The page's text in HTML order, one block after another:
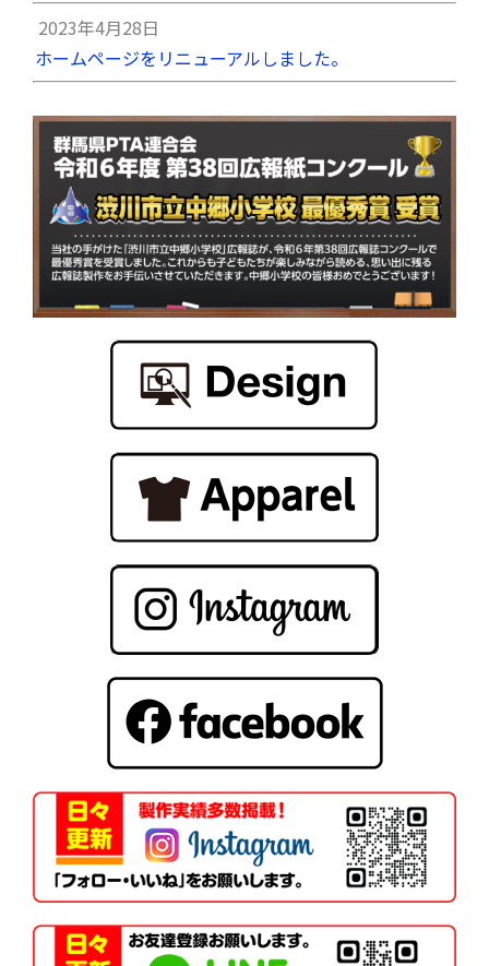
2023年4月28日
ホームページをリニューアルしました。